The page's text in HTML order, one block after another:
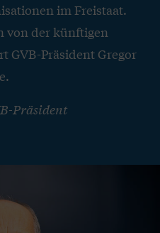
im Freistaat.
von der künftigen
GVB-Präsident Gregor
Präsident